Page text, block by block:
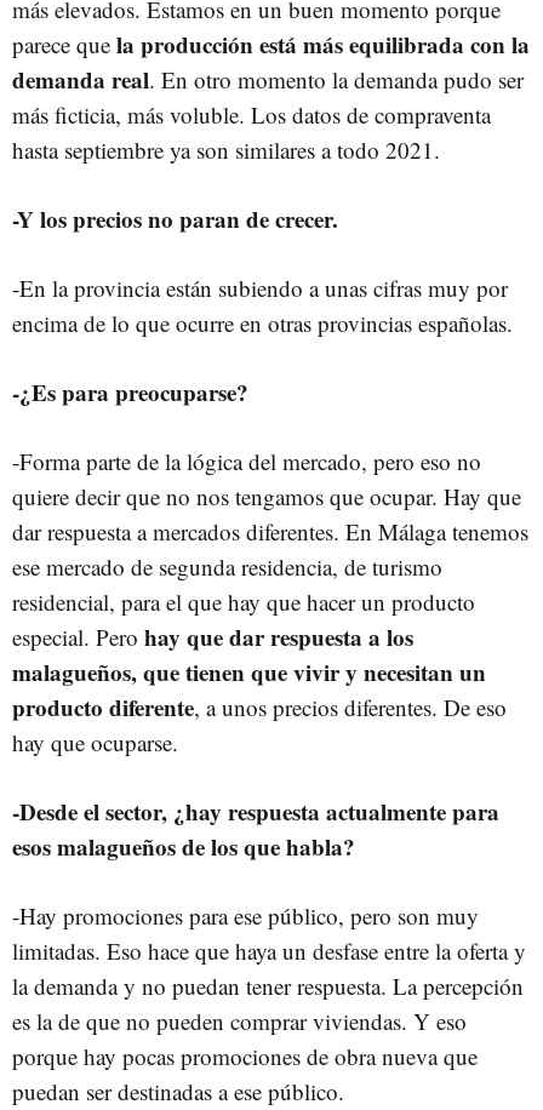
más elevados. Estamos en un buen momento porque
parece que la producción está más equilibrada con la
demanda real. En otro momento la demanda pudo ser
más ficticia, más voluble. Los datos de compraventa
hasta septiembre ya son similares a todo 2021.
-Y los precios no paran de crecer.
-En la provincia están subiendo a unas cifras muy por
encima de lo que ocurre en otras provincias españolas.
-¿Es para preocuparse?
-Forma parte de la lógica del mercado, pero eso no
quiere decir que no nos tengamos que ocupar. Hay que
dar respuesta a mercados diferentes. En Málaga tenemos
ese mercado de segunda residencia, de turismo
residencial, para el que hay que hacer un producto
especial. Pero hay que dar respuesta a los
malagueños, que tienen que vivir y necesitan un
producto diferente, a unos precios diferentes. De eso
hay que ocuparse.
-Desde el sector, ¿hay respuesta actualmente para
esos malagueños de los que habla?
-Hay promociones para ese público, pero son muy
limitadas. Eso hace que haya un desfase entre la oferta y
la demanda y no puedan tener respuesta. La percepción
es la de que no pueden comprar viviendas. Y eso
porque hay pocas promociones de obra nueva que
puedan ser destinadas a ese público.